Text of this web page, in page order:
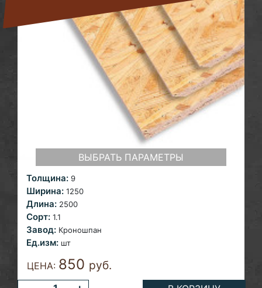
ВЫБРАТЬ ПАРАМЕТРЫ
Толщина: 9
Ширина: 1250
Длина: 2500
Сорт: 1.1
Завод: Кроношпан
Ед.изм: шт
ЦЕНА: 850 руб.